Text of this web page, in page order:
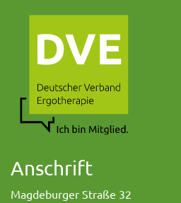
Anschrift
Magdeburger Straße 32